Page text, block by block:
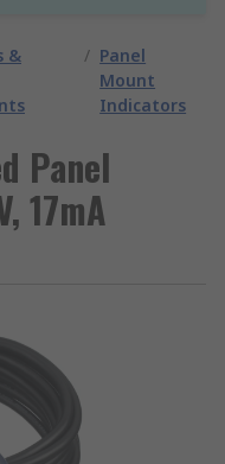
&
/ Panel
Mount
Indicators
Panel
17mA